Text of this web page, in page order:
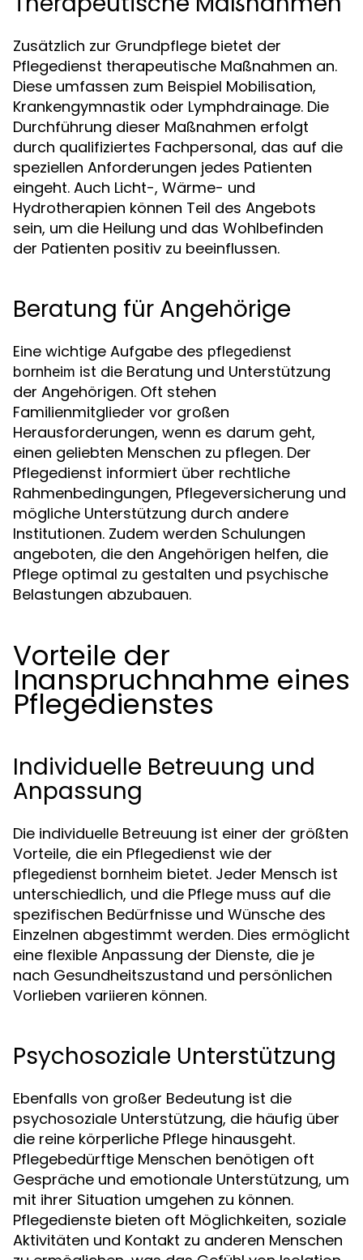
Zusätzlich zur Grundpflege bietet der
Pflegedienst therapeutische Maßnahmen an.
Diese umfassen zum Beispiel Mobilisation,
Krankengymnastik oder Lymphdrainage. Die
Durchführung dieser Maßnahmen erfolgt
durch qualifiziertes Fachpersonal, das auf die
speziellen Anforderungen jedes Patienten
eingeht. Auch Licht-, Wärme- und
Hydrotherapien können Teil des Angebots
sein, um die Heilung und das Wohlbefinden
der Patienten positiv zu beeinflussen.
Beratung für Angehörige
Eine wichtige Aufgabe des pflegedienst
bornheim ist die Beratung und Unterstützung
der Angehörigen. Oft stehen
Familienmitglieder vor großen
Herausforderungen, wenn es darum geht,
einen geliebten Menschen zu pflegen. Der
Pflegedienst informiert über rechtliche
Rahmenbedingungen, Pflegeversicherung und
mögliche Unterstützung durch andere
Institutionen. Zudem werden Schulungen
angeboten, die den Angehörigen helfen, die
Pflege optimal zu gestalten und psychische
Belastungen abzubauen.
Vorteile der
Inanspruchnahme eines
Pflegedienstes
Individuelle Betreuung und
Anpassung
Die individuelle Betreuung ist einer der größten
Vorteile, die ein Pflegedienst wie der
pflegedienst bornheim bietet. Jeder Mensch ist
unterschiedlich, und die Pflege muss auf die
spezifischen Bedürfnisse und Wünsche des
Einzelnen abgestimmt werden. Dies ermöglicht
eine flexible Anpassung der Dienste, die je
nach Gesundheitszustand und persönlichen
Vorlieben variieren können.
Psychosoziale Unterstützung
Ebenfalls von großer Bedeutung ist die
psychosoziale Unterstützung, die häufig über
die reine körperliche Pflege hinausgeht.
Pflegebedürftige Menschen benötigen oft
Gespräche und emotionale Unterstützung, um
mit ihrer Situation umgehen zu können.
Pflegedienste bieten oft Möglichkeiten, soziale
Aktivitäten und Kontakt zu anderen Menschen